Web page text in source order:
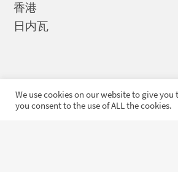
香港
日内瓦
收到慕莎依芙独家
We use cookies on our website to give
you consent to the use of ALL the cookies.